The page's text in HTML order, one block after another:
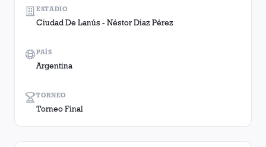
TORNEO
Torneo Final
ESTADIO
Ciudad De Lanús - Néstor Diaz Pérez
PAÍS
Argentina